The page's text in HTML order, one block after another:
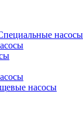
насосы
насосы